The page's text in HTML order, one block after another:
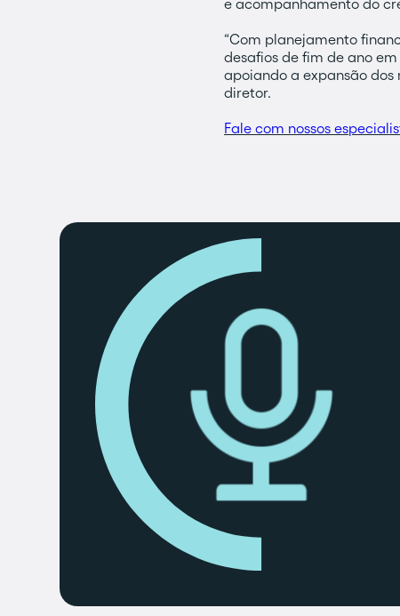
e acompanhamento do
“Com planejamento
desafios de fim de ano
apoiando a expansão dos
diretor.
Fale com nossos